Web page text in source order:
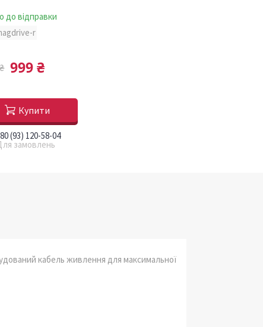
до відправки
r
999 ₴
Купити
(93) 120-58-04
замовлень
кабель живлення для максимальної